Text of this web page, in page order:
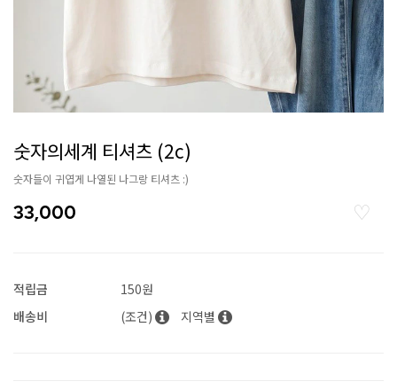
숫자의세계 티셔츠 (2c)
숫자들이 귀엽게 나열된 나그랑 티셔츠 :)
33,000
적립금
150원
배송비
(조건) 지역별